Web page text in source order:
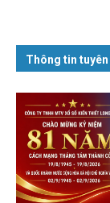
Thông tin